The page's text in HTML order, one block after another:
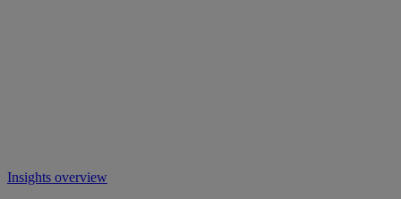
Insights overview